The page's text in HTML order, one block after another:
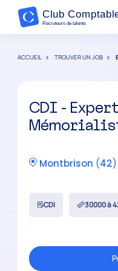
ACCUEIL TROUVER UN JOB
CDI -
Montbrison (42)
CDI 30000 à